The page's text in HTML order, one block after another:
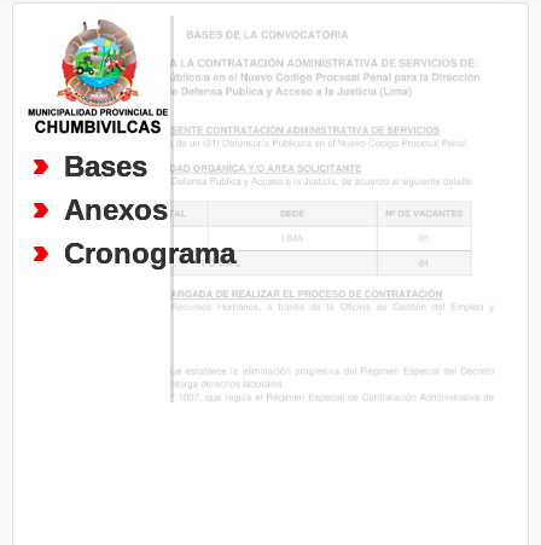
Bases
Anexos
Cronograma